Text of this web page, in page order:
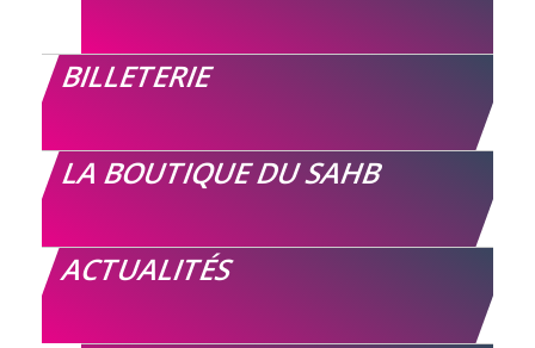
BILLETERIE
LA BOUTIQUE DU SAHB
ACTUALITÉS